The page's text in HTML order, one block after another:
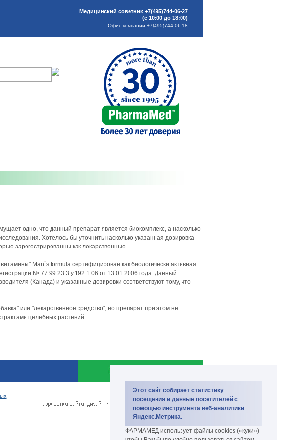
Этот сайт собирает статистику
посещения и данные посетителей с
помощью инструмента веб-аналитики
Яндекс.Метрика.
ФАРМАМЕД использует файлы cookies («куки»),
Медицинский советник +7(495)744-06-27
(с 10:00 до 18:00)
Офис компании +7(495)744-06-18
одно, что данный препарат является биокомплекс, а насколько
Хотелось бы уточнить насколько указанная дозировка
зарегестрированны как лекарственные.
Man`s formula сертифицирован как биологически активная
№ 77.99.23.3.у.192.1.06 от 13.01.2006 года. Данный
(Канада) и указанные дозировки соответствуют тому, что
или "лекарственное средство", но препарат при этом не
целебных растений.
Copyright PharmaMed 2007-2026.